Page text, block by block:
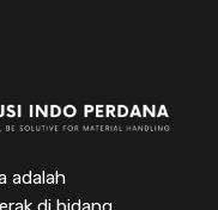
adalah